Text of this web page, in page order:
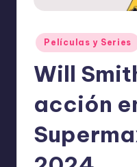
Publicado
en
Películas y Series
Will
acción